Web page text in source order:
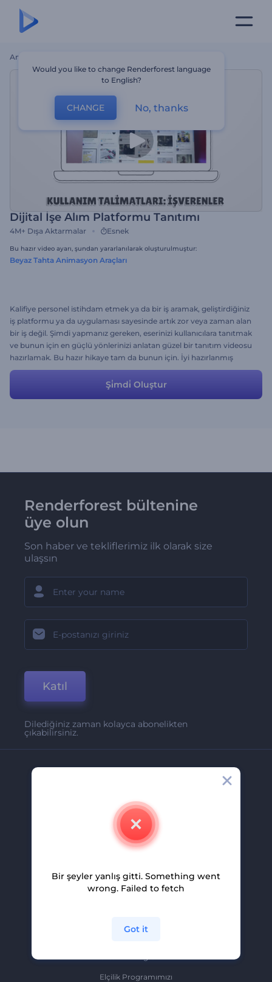
Ana Sayfa
Dijital İşe Alım Platformu Tanıtımı
4M+ Dışa Aktarmalar Esnek
Bu hazır video ayarı, şundan yararlanılarak oluşturulmuştur:
Beyaz Tahta Animasyon Araçları
Kalifiye personel istihdam etmek ya da bir iş aramak, geliştirdiğiniz
iş platformu ya da uygulaması sayesinde artık zor veya zaman alan
bir iş değil. Şimdi yapmanız gereken, eserinizi kullanıcılara tanıtmak
ve bunun için en güçlü yönlerinizi anlatan güzel bir tanıtım videosu
hazırlamak. Bu hazır hikaye tam da bunun için. İyi hazırlanmış
metinler sayesinde platform ya da uygulamanızı faydaları doğrudan
aktarılırken, etkili animasyonlar da projeye daha fazla değer ve
heyecan katıyor. Tanıtım videonuzu kolaylıkla oluşturmak için
Şi̇mdi̇ Oluştur
Renderforest bültenine
üye olun
Son haber ve tekliflerimiz ilk olarak size
ulaşsın
Katıl
Dilediğiniz zaman kolayca abonelikten
çıkabilirsiniz.
İletişim
Kariyer
Ortaklık Programı
Elçilik Programımızı
Would you like to change Renderforest language
to English?
CHANGE No, thanks
Bir şeyler yanlış gitti. Something went
wrong. Failed to fetch
Got it